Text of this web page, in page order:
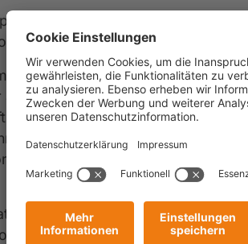
in der Lieferkette des
für systemrelevante Partner.
Gesundheitswesen verfügen in der
ihre wirtschaftliche Stabilität
und ein professionelles
der Geschäftsbeziehung findet
notwendig, um ein
und vor allem digitaler zu
Zugriff auf Finanzkennzahlen,